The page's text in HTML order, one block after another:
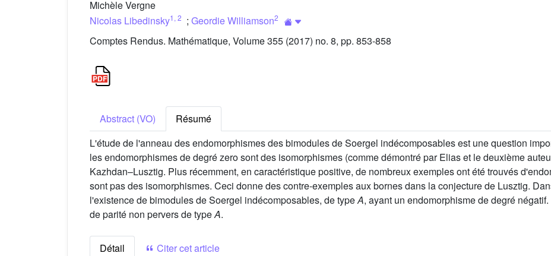
Michèle Vergne
Nicolas Libedinsky1 , 2 ; Geordie Williamson2
Comptes Rendus. Mathématique, Volume 355 (2017) no. 8, pp. 853-858
Abstract (VO)
Résumé
L'étude de l'anneau des endomorphismes des bimodules de Soergel indécomposables est une question
les endomorphismes de degré zero sont des isomorphismes (comme démontré par Elias et le deuxième
Kazhdan–Lusztig. Plus récemment, en caractéristique positive, de nombreux exemples ont été trouvés
sont pas des isomorphismes. Ceci donne des contre-exemples aux bornes dans la conjecture de Lusztig.
l'existence de bimodules de Soergel indécomposables, de typeA, ayant un endomorphisme de degré
de parité non pervers de typeA.
Détail
Citer cet article